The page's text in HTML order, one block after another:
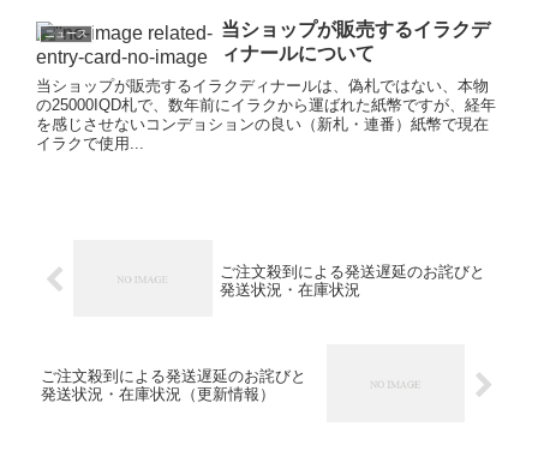
ニュース
当ショップが販売するイラクデ
ィナールについて
当ショップが販売するイラクディナールは、偽札ではない、本物
の25000IQD札で、数年前にイラクから運ばれた紙幣ですが、経年
を感じさせないコンデョションの良い（新札・連番）紙幣で現在
イラクで使用...
ご注文殺到による発送遅延のお詫びと
発送状況・在庫状況
ご注文殺到による発送遅延のお詫びと
発送状況・在庫状況（更新情報）